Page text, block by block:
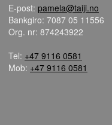
E-post: pamela@taiji.no
Bankgiro: 7087 05 11556
Org. nr: 874243922
Tel: +47 9116 0581
Mob: +47 9116 0581